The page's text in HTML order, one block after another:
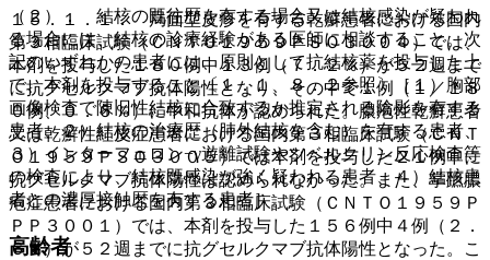
１５．１．１． 局面型皮疹を有する乾癬患者における国内
第３相臨床試験（ＣＮＴＯ１９５９ＰＳＯ３００４）では、
本剤を投与した１８０例中１３例（７．２％）が５２週まで
に抗グセルクマブ抗体陽性となり、その中で１例（１／１８
０例、０．６％）に中和抗体が認められた。膿疱性乾癬患者
又は乾癬性紅皮症患者における国内第３相臨床試験（ＣＮＴ
Ｏ１９５９ＰＳＯ３００５）では本剤を投与した２１例中に
抗グセルクマブ抗体陽性は認められなかった。また、掌蹠膿
疱症患者における国内第３相臨床試験（ＣＮＴＯ１９５９Ｐ
ＰＰ３００１）では、本剤を投与した１５６例中４例（２．
６％）が５２週までに抗グセルクマブ抗体陽性となった。こ
（２）． 結核の既往歴を有する場合又は結核感染が疑われ
る場合には、結核の診療経験がある医師に相談すること。次
記のいずれかの患者には、原則として抗結核薬を投与した上
で、本剤を投与すること〔１．１、８．２参照〕［１）胸部
画像検査で陳旧性結核に合致するか推定される陰影を有する
患者、２）結核の治療歴（肺外結核を含む）を有する患者、
３）インターフェロン−γ遊離試験やツベルクリン反応検査等
の検査により、結核既感染が強く疑われる患者、４）結核患
者との濃厚接触歴を有する患者］。
高齢者